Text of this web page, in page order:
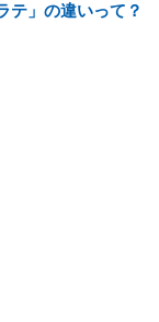
テ」の違いって？